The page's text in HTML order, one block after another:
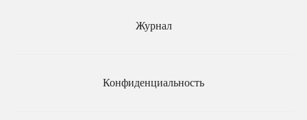
Журнал
Конфиденциальность